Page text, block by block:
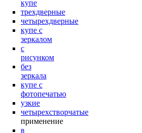
купе
трехдверные
четырехдверные
купе с
зеркалом
с
рисунком
без
зеркала
купе с
фотопечатью
узкие
четырехстворчатые
применение
в